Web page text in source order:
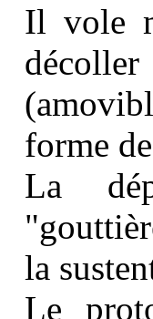
Il vole
forme
La
la
Le